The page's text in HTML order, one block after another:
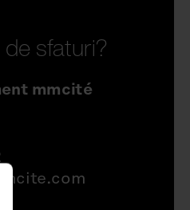
sfaturi?
mmcité